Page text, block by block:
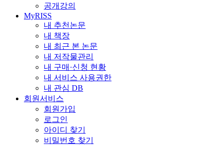
공개강의
MyRISS
내 추천논문
내 책장
내 최근 본 논문
내 저작물관리
내 구매·신청 현황
내 서비스 사용권한
내 관심 DB
회원서비스
회원가입
로그인
아이디 찾기
비밀번호 찾기